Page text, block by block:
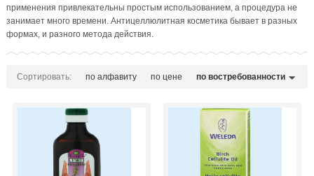
применения привлекательны простым использованием, а процедура не
занимает много времени. Антицеллюлитная косметика бывает в разных
формах, и разного метода действия.
Сортировать: по алфавиту по цене по востребованности